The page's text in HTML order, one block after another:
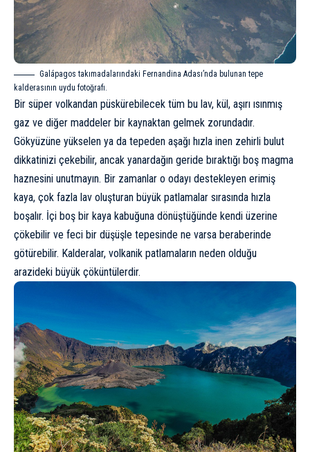
Galápagos takımadalarındaki Fernandina Adası’nda bulunan tepe
kalderasının uydu fotoğrafı.
Bir süper volkandan püskürebilecek tüm bu lav, kül, aşırı ısınmış
gaz ve diğer maddeler bir kaynaktan gelmek zorundadır.
Gökyüzüne yükselen ya da tepeden aşağı hızla inen zehirli bulut
dikkatinizi çekebilir, ancak yanardağın geride bıraktığı boş magma
haznesini unutmayın. Bir zamanlar o odayı destekleyen erimiş
kaya, çok fazla lav oluşturan büyük patlamalar sırasında hızla
boşalır. İçi boş bir kaya kabuğuna dönüştüğünde kendi üzerine
çökebilir ve feci bir düşüşle tepesinde ne varsa beraberinde
götürebilir. Kalderalar, volkanik patlamaların neden olduğu
arazideki büyük çöküntülerdir.